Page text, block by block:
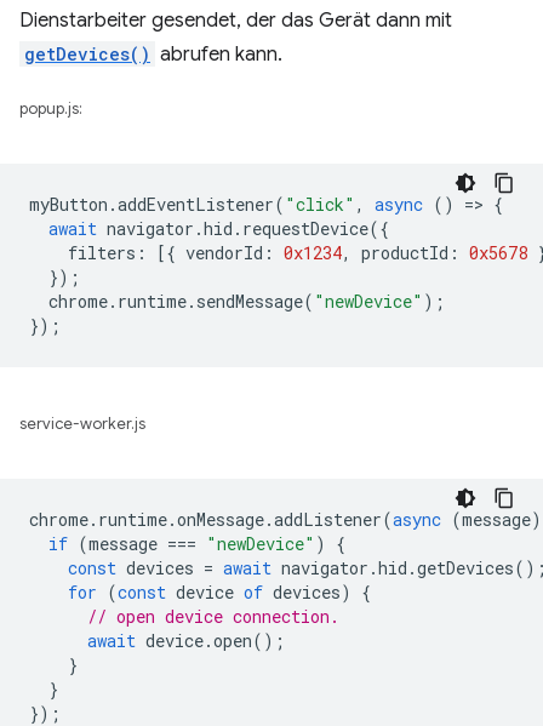
Dienstarbeiter gesendet, der das Gerät dann mit
getDevices() abrufen kann.
popup.js:
myButton .addEventListener( "click" , async () => {
await navigator .hid . requestDevice({
filters : [{ vendorId : 0x1234, productId : 0x5678
});
chrome. runtime. sendMessage( "newDevice" );
});
service-worker.js
chrome. runtime.onMessage.addListener(async (message)
if (message === "newDevice" )
{
const devices = await navigator .hid .getDevices
for (const device of devices)
{
// open device connection.
await device.open();
}
}
});